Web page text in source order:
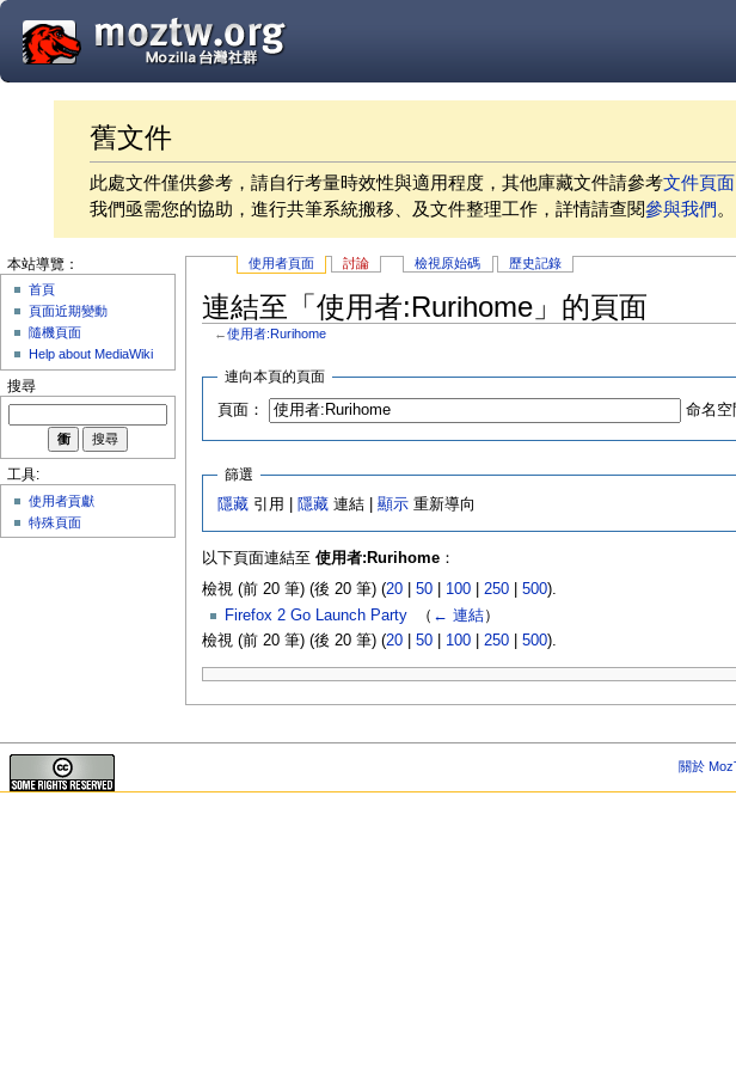
舊文件
此處文件僅供參考，請自行考量時效性與適用程度，其他庫藏文件請參考文件頁面
我們亟需您的協助，進行共筆系統搬移、及文件整理工作，詳情請查閱參與我們。
使用者頁面 討論 檢視原始碼 歷史記錄
連結至「使用者:Rurihome」的頁面
←使用者:Rurihome
連向本頁的頁面
頁面： 命名空
篩選
隱藏 引用 | 隱藏 連結 |顯示 重新導向
以下頁面連結至 使用者:Rurihome：
檢視 (前 20 筆) (後 20 筆) (20| 50| 100| 250| 500).
Firefox 2 Go Launch Party‎ （ ← 連結）
檢視 (前 20 筆) (後 20 筆) (20| 50| 100| 250| 500).
本站導覽：
首頁
頁面近期變動
隨機頁面
Help about MediaWiki
搜尋
工具:
使用者貢獻
特殊頁面
關於